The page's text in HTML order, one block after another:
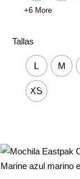
+6 More
Tallas
L M
XS